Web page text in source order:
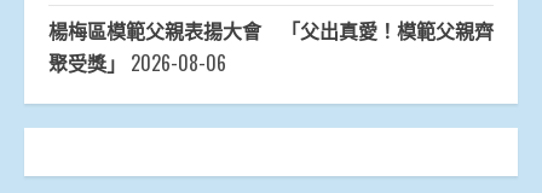
楊梅區模範父親表揚大會 「父出真愛！模範父親齊
聚受獎」 2026-08-06